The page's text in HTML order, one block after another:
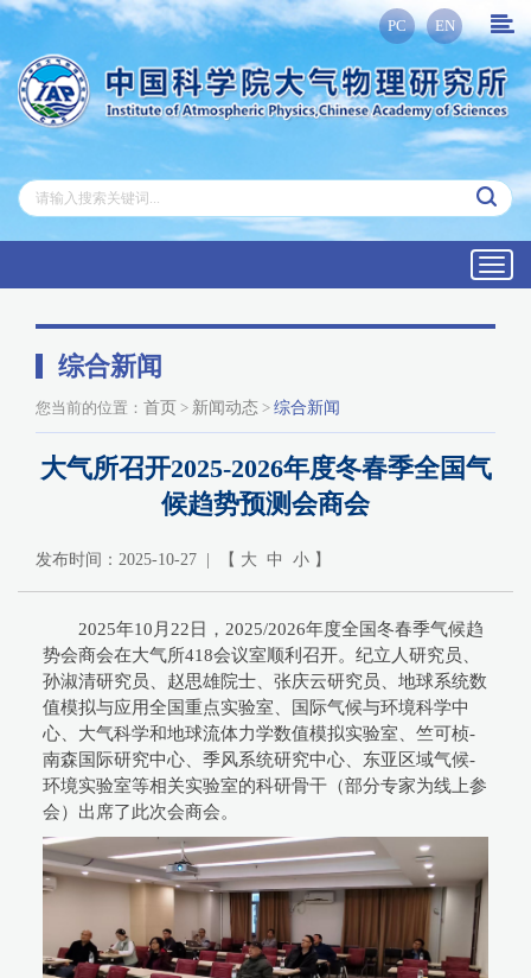
PC EN
综合新闻
您当前的位置： 首页 > 新闻动态 > 综合新闻
大气所召开2025-2026年度冬春季全国气
候趋势预测会商会
发布时间：2025-10-27 | 【 大 中 小 】
2025年10月22日，2025/2026年度全国冬春季气候趋
势会商会在大气所418会议室顺利召开。纪立人研究员、
孙淑清研究员、赵思雄院士、张庆云研究员、地球系统数
值模拟与应用全国重点实验室、国际气候与环境科学中
心、大气科学和地球流体力学数值模拟实验室、竺可桢-
南森国际研究中心、季风系统研究中心、东亚区域气候-
环境实验室等相关实验室的科研骨干（部分专家为线上参
会）出席了此次会商会。